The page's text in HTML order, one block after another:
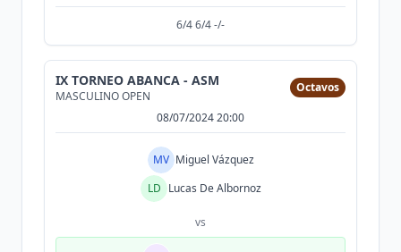
6/4 6/4 -/-
IX TORNEO ABANCA - ASM
MASCULINO OPEN
Octavos
08/07/2024 20:00
MV Miguel Vázquez
LD Lucas De Albornoz
vs